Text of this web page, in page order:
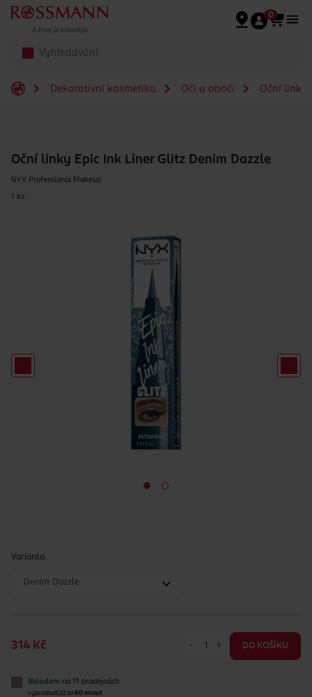
Přeskočit na hlavmní obsah
0
Dekorativní kosmetika Oči a obočí Oční linky
Oční linky Epic Ink Liner Glitz Denim Dazzle
NYX Professional Makeup
1 ks
Varianta
Denim Dazzle
314 Kč - + DO KOŠÍKU
Skladem na 11 prodejnách
vyzvednutí již za 60 minut